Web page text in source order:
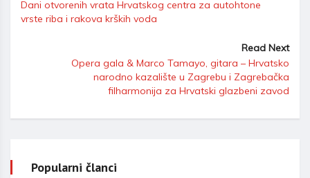
Dani otvorenih vrata Hrvatskog centra za autohtone
vrste riba i rakova krških voda
Read Next
Opera gala & Marco Tamayo, gitara – Hrvatsko
narodno kazalište u Zagrebu i Zagrebačka
filharmonija za Hrvatski glazbeni zavod
Popularni članci